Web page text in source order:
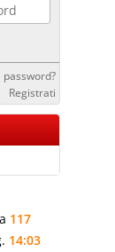
password?
Registrati
117
14:03